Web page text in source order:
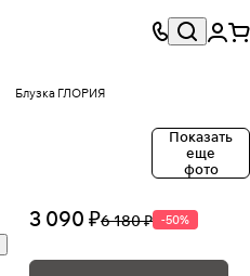
Блузка ГЛОРИЯ
Показать
еще
фото
3 090 ₽6 180 ₽ -50%